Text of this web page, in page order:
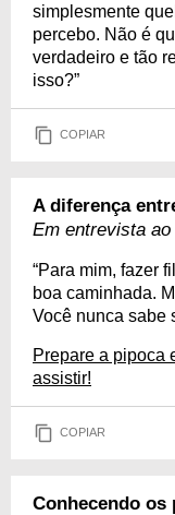
simplesmente
percebo. Não é
verdadeiro e tão
isso?”
COPIAR
A diferença
Em entrevista
“Para mim, fazer
boa caminhada.
Você nunca sabe
Prepare a pipoca
assistir!
COPIAR
Conhecendo os